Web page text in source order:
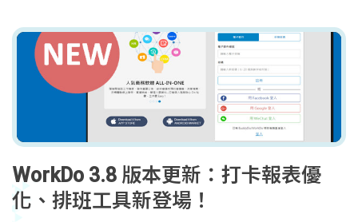
WorkDo 3.8 版本更新：打卡報表優
化、排班工具新登場！